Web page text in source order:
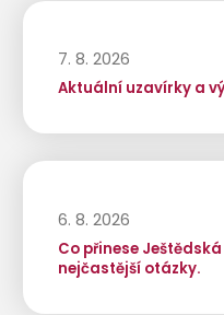
7. 8. 2026
Aktuální uzavírky a
6. 8. 2026
Co přinese
nejčastější otázky.